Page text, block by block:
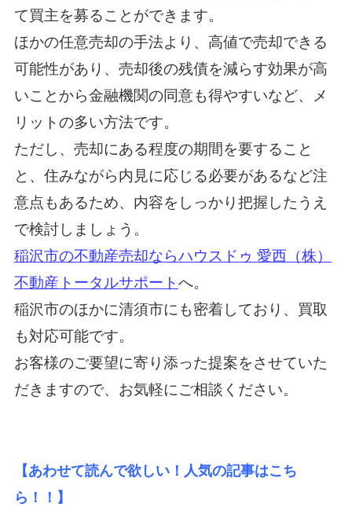
て買主を募ることができます。
ほかの任意売却の手法より、高値で売却できる
可能性があり、売却後の残債を減らす効果が高
いことから金融機関の同意も得やすいなど、メ
リットの多い方法です。
ただし、売却にある程度の期間を要すること
と、住みながら内見に応じる必要があるなど注
意点もあるため、内容をしっかり把握したうえ
で検討しましょう。
稲沢市の不動産売却ならハウスドゥ 愛西（株）
不動産トータルサポートへ。
稲沢市のほかに清須市にも密着しており、買取
も対応可能です。
お客様のご要望に寄り添った提案をさせていた
だきますので、お気軽にご相談ください。
【あわせて読んで欲しい！人気の記事はこち
ら！！】